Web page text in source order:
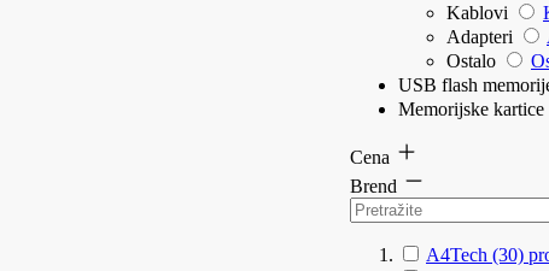
Kablovi
Adapteri
Ostalo
USB flash
Memorijske kartice
Cena
Brend
A4Tech (30)